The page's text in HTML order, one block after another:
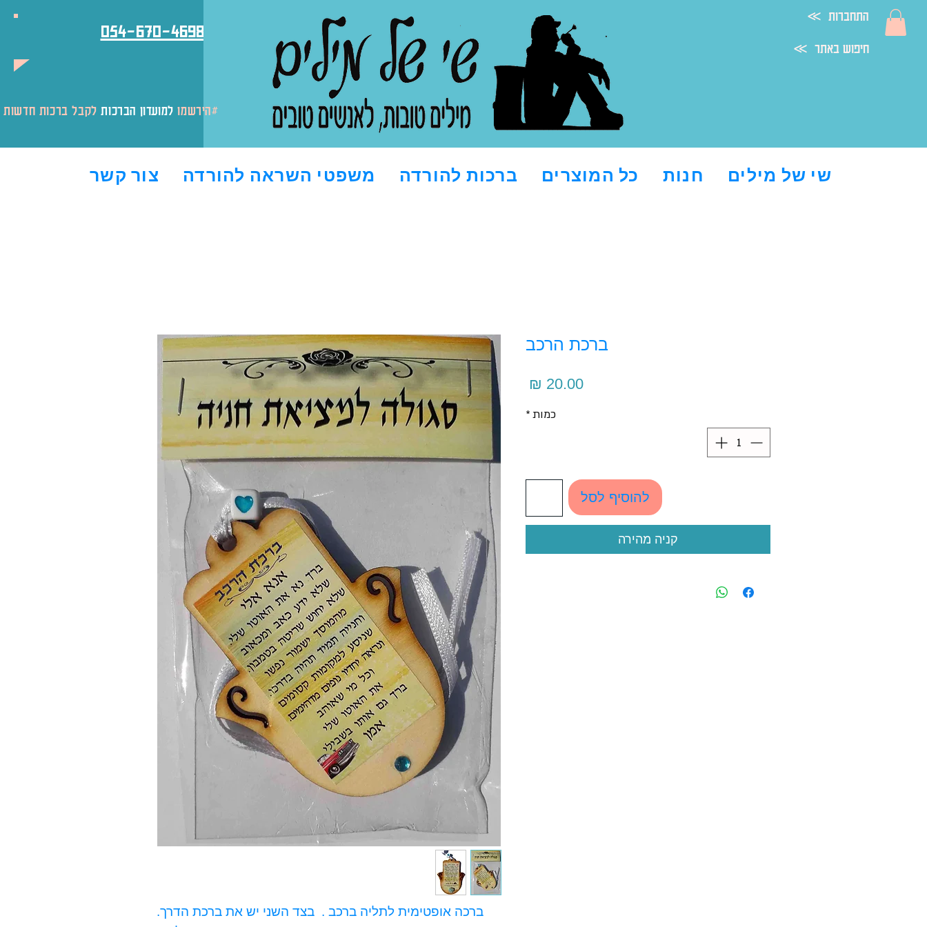
054-670-4698
#הירשמו למועדון הברכות לקבל ברכות חדשות והטבות#
≪ התחברות
≪ חיפוש באתר
שי של מילים חנות כל המוצרים ברכות להורדה משפטי השראה להורדה צור קשר
ברכה אופטימית לתליה ברכב . בצד השני יש את ברכת הדרך.
ברכת הרכב
מחיר
כמות*
להוסיף לסל
קניה מהירה